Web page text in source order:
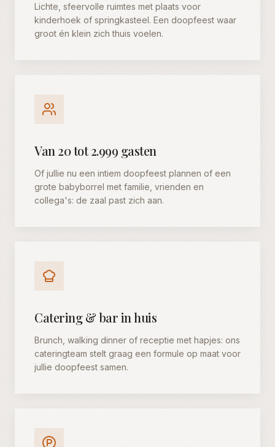
Lichte, sfeervolle ruimtes met plaats voor
kinderhoek of springkasteel. Een doopfeest waar
groot én klein zich thuis voelen.
Van 20 tot 2.999 gasten
Of jullie nu een intiem doopfeest plannen of een
grote babyborrel met familie, vrienden en
collega's: de zaal past zich aan.
Catering & bar in huis
Brunch, walking dinner of receptie met hapjes: ons
cateringteam stelt graag een formule op maat voor
jullie doopfeest samen.